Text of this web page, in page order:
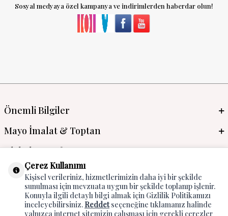
Sosyal medyaya özel kampanya ve indirimlerden haberdar olun!
Önemli Bilgiler
Mayo İmalat & Toptan
Global Manufacturer
Adres & İletişim
Çerez Kullanımı
Kişisel verileriniz, hizmetlerimizin daha iyi bir şekilde
sunulması için mevzuata uygun bir şekilde toplanıp işlenir.
Konuyla ilgili detaylı bilgi almak için Gizlilik Politikamızı
inceleyebilirsiniz. Reddetseçeneğine tıklamanız halinde
yalnızca internet sitemizin çalışması için gerekli çerezler